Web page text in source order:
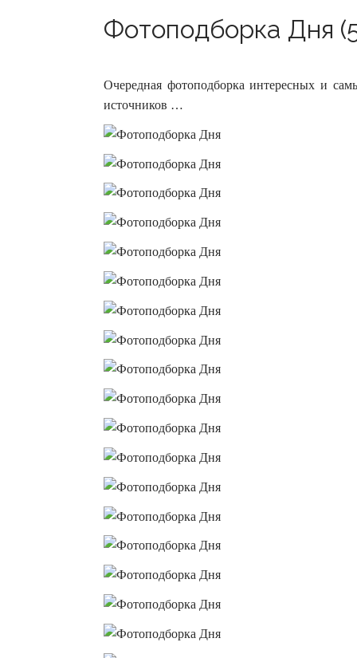
Фотоподборка Дня
Очередная фотоподборка интересных и
источников …